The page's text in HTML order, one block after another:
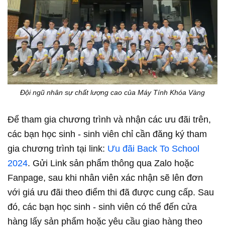
Đội ngũ nhân sự chất lượng cao của Máy Tính Khóa Vàng
Để tham gia chương trình và nhận các ưu đãi trên,
các bạn học sinh - sinh viên chỉ cần đăng ký tham
gia chương trình tại link: Ưu đãi Back To School
2024. Gửi Link sản phẩm thông qua Zalo hoặc
Fanpage, sau khi nhân viên xác nhận sẽ lên đơn
với giá ưu đãi theo điểm thi đã được cung cấp. Sau
đó, các bạn học sinh - sinh viên có thể đến cửa
hàng lấy sản phẩm hoặc yêu cầu giao hàng theo